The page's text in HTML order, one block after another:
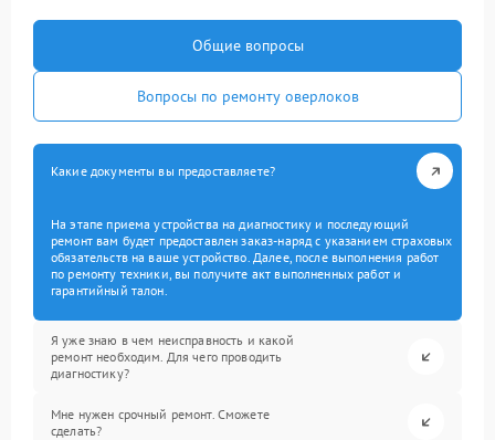
Общие вопросы
Вопросы по ремонту оверлоков
Какие документы вы предоставляете?
На этапе приема устройства на диагностику и последующий
ремонт вам будет предоставлен заказ-наряд с указанием страховых
обязательств на ваше устройство. Далее, после выполнения работ
по ремонту техники, вы получите акт выполненных работ и
гарантийный талон.
Я уже знаю в чем неисправность и какой
ремонт необходим. Для чего проводить
диагностику?
Мне нужен срочный ремонт. Сможете
сделать?